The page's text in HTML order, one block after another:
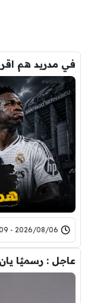
في مدريد هم
2026/08/06 - 13:09
عاجل : رسميًا يان